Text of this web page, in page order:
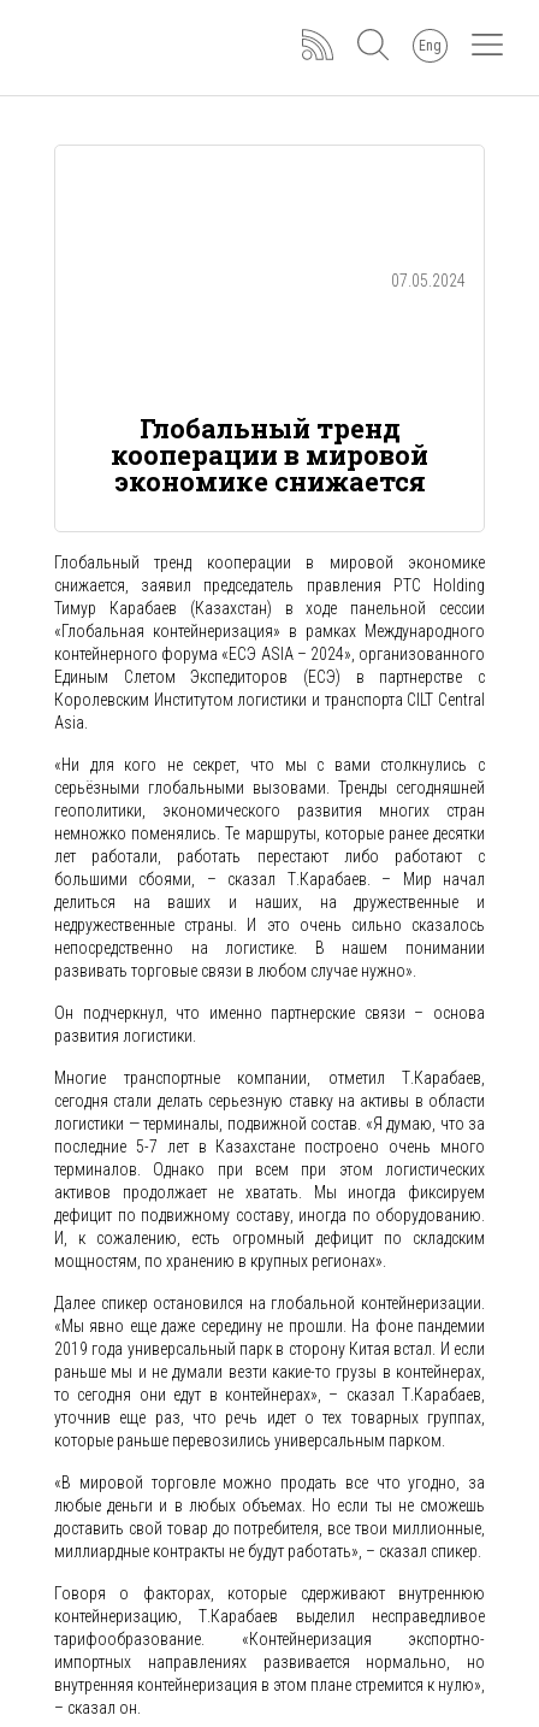
Eng
07.05.2024
Глобальный тренд
кооперации в мировой
экономике снижается
Глобальный тренд кооперации в мировой экономике
снижается, заявил председатель правления PTC Holding
Тимур Карабаев (Казахстан) в ходе панельной сессии
«Глобальная контейнеризация» в рамках Международного
контейнерного форума «ЕСЭ ASIA – 2024», организованного
Единым Слетом Экспедиторов (ЕСЭ) в партнерстве с
Королевским Институтом логистики и транспорта CILT Central
Asia.
«Ни для кого не секрет, что мы с вами столкнулись с
серьёзными глобальными вызовами. Тренды сегодняшней
геополитики, экономического развития многих стран
немножко поменялись. Те маршруты, которые ранее десятки
лет работали, работать перестают либо работают с
большими сбоями, – сказал Т.Карабаев. – Мир начал
делиться на ваших и наших, на дружественные и
недружественные страны. И это очень сильно сказалось
непосредственно на логистике. В нашем понимании
развивать торговые связи в любом случае нужно».
Он подчеркнул, что именно партнерские связи – основа
развития логистики.
Многие транспортные компании, отметил Т.Карабаев,
сегодня стали делать серьезную ставку на активы в области
логистики — терминалы, подвижной состав. «Я думаю, что за
последние 5-7 лет в Казахстане построено очень много
терминалов. Однако при всем при этом логистических
активов продолжает не хватать. Мы иногда фиксируем
дефицит по подвижному составу, иногда по оборудованию.
И, к сожалению, есть огромный дефицит по складским
мощностям, по хранению в крупных регионах».
Далее спикер остановился на глобальной контейнеризации.
«Мы явно еще даже середину не прошли. На фоне пандемии
2019 года универсальный парк в сторону Китая встал. И если
раньше мы и не думали везти какие-то грузы в контейнерах,
то сегодня они едут в контейнерах», – сказал Т.Карабаев,
уточнив еще раз, что речь идет о тех товарных группах,
которые раньше перевозились универсальным парком.
«В мировой торговле можно продать все что угодно, за
любые деньги и в любых объемах. Но если ты не сможешь
доставить свой товар до потребителя, все твои миллионные,
миллиардные контракты не будут работать», – сказал спикер.
Говоря о факторах, которые сдерживают внутреннюю
контейнеризацию, Т.Карабаев выделил несправедливое
тарифообразование. «Контейнеризация экспортно-
импортных направлениях развивается нормально, но
внутренняя контейнеризация в этом плане стремится к нулю»,
– сказал он.